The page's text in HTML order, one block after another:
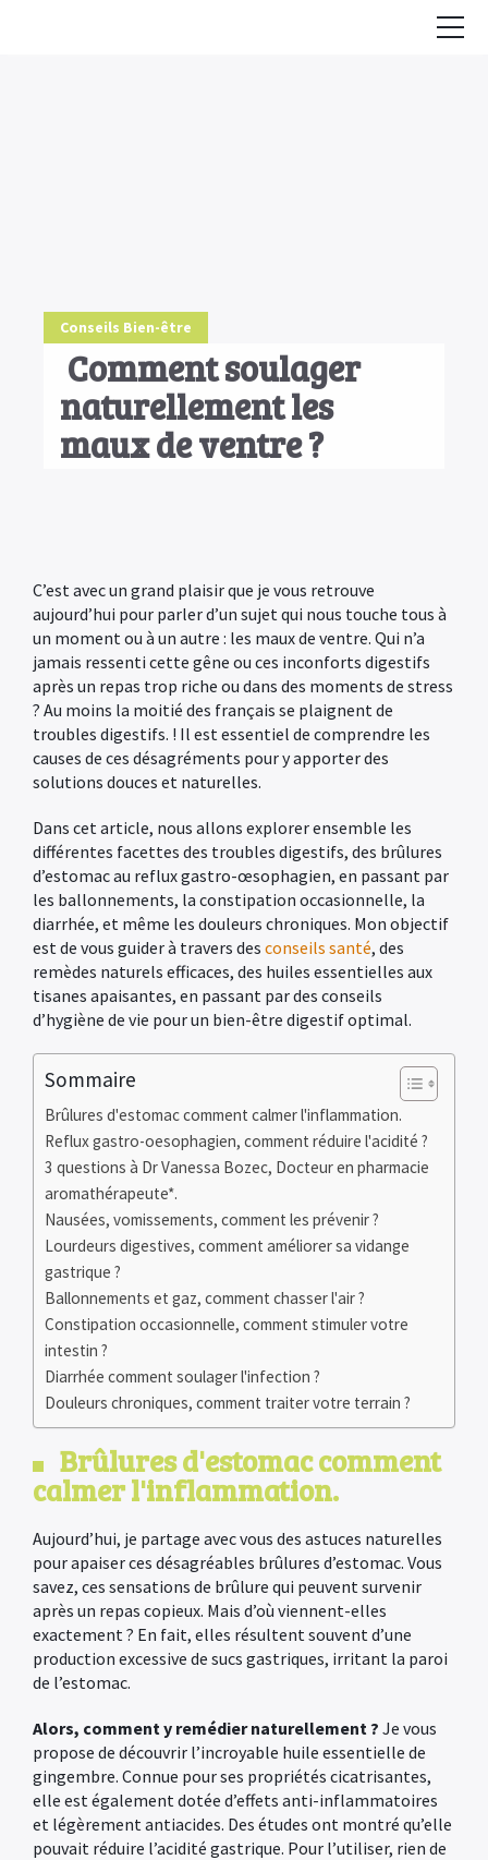
Conseils Bien-être
Comment soulager
naturellement les
maux de ventre ?
C’est avec un grand plaisir que je vous retrouve
aujourd’hui pour parler d’un sujet qui nous touche tous à
un moment ou à un autre : les maux de ventre. Qui n’a
jamais ressenti cette gêne ou ces inconforts digestifs
après un repas trop riche ou dans des moments de stress
? Au moins la moitié des français se plaignent de
troubles digestifs. ! Il est essentiel de comprendre les
causes de ces désagréments pour y apporter des
solutions douces et naturelles.
Dans cet article, nous allons explorer ensemble les
différentes facettes des troubles digestifs, des brûlures
d’estomac au reflux gastro-œsophagien, en passant par
les ballonnements, la constipation occasionnelle, la
diarrhée, et même les douleurs chroniques. Mon objectif
est de vous guider à travers des conseils santé, des
remèdes naturels efficaces, des huiles essentielles aux
tisanes apaisantes, en passant par des conseils
d’hygiène de vie pour un bien-être digestif optimal.
Sommaire
Brûlures d'estomac comment calmer l'inflammation.
Reflux gastro-oesophagien, comment réduire l'acidité ?
3 questions à Dr Vanessa Bozec, Docteur en pharmacie
aromathérapeute*.
Nausées, vomissements, comment les prévenir ?
Lourdeurs digestives, comment améliorer sa vidange
gastrique ?
Ballonnements et gaz, comment chasser l'air ?
Constipation occasionnelle, comment stimuler votre
intestin ?
Diarrhée comment soulager l'infection ?
Douleurs chroniques, comment traiter votre terrain ?
Brûlures d'estomac comment
calmer l'inflammation.
Aujourd’hui, je partage avec vous des astuces naturelles
pour apaiser ces désagréables brûlures d’estomac. Vous
savez, ces sensations de brûlure qui peuvent survenir
après un repas copieux. Mais d’où viennent-elles
exactement ? En fait, elles résultent souvent d’une
production excessive de sucs gastriques, irritant la paroi
de l’estomac.
Alors, comment y remédier naturellement ? Je vous
propose de découvrir l’incroyable huile essentielle de
gingembre. Connue pour ses propriétés cicatrisantes,
elle est également dotée d’effets anti-inflammatoires
et légèrement antiacides. Des études ont montré qu’elle
pouvait réduire l’acidité gastrique. Pour l’utiliser, rien de
COMMENCER ICI